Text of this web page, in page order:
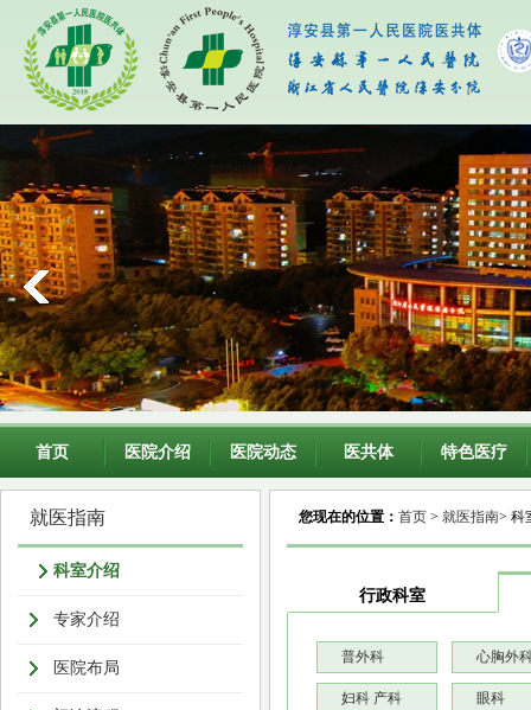
首页 医院介绍 医院动态 医共体 特色医疗
就医指南
科室介绍
专家介绍
医院布局
您现在的位置： 首页 > 就医指南> 科
行政科室
普外科 心胸外
妇科 产科 眼科